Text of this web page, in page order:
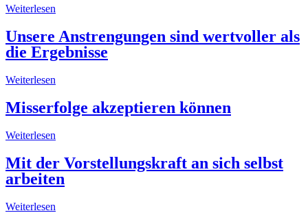
Weiterlesen
Unsere Anstrengungen sind wertvoller als
die Ergebnisse
Weiterlesen
Misserfolge akzeptieren können
Weiterlesen
Mit der Vorstellungskraft an sich selbst
arbeiten
Weiterlesen